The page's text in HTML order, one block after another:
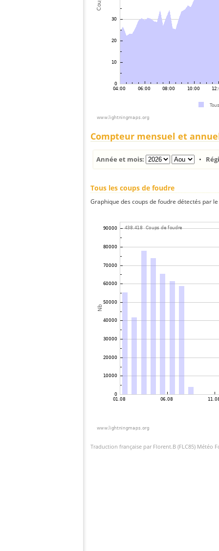
Compteur mensuel et
Année et mois: •
Tous les coups de foudre
Graphique des coups de foudre détectés par
Traduction française par Florent.B (FLC85) Météo